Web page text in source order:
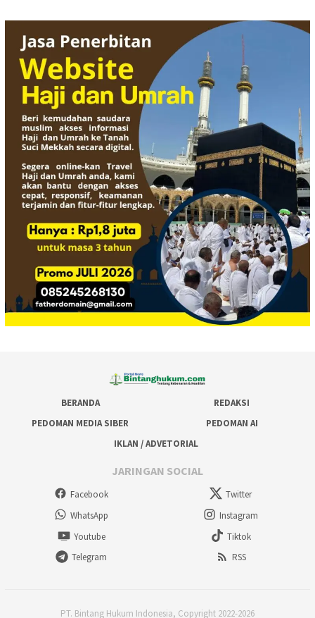
BERANDA
REDAKSI
PEDOMAN MEDIA SIBER
PEDOMAN AI
IKLAN / ADVETORIAL
JARINGAN SOCIAL
Facebook
Twitter
WhatsApp
Instagram
Youtube
Tiktok
Telegram
RSS
PT. Bintang Hukum Indonesia, Copyright 2022-2026